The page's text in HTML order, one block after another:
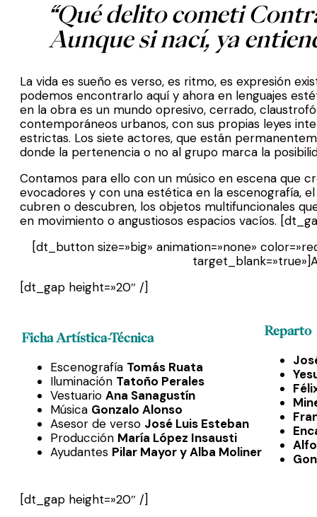
“Qué delito cometi
Aunque si nací, ya
La vida es sueño es verso, es ritmo, es expresión
podemos encontrarlo aquí y ahora en lenguajes
en la obra es un mundo opresivo, cerrado,
contemporáneos urbanos, con sus propias leyes
estrictas. Los siete actores, que están
donde la pertenencia o no al grupo marca la
Contamos para ello con un músico en escena que
evocadores y con una estética en la escenografía,
cubren o descubren, los objetos multifuncionales
en movimiento o angustiosos espacios vacíos.
[dt_button size=»big» animation=»none»
[dt_gap height=»20″ /]
Ficha Artística-Técnica
Escenografía Tomás Ruata
Iluminación Tatoño Perales
Vestuario Ana Sanagustín
Música Gonzalo Alonso
Asesor de verso José Luis Esteban
Producción María López Insausti
Ayudantes Pilar Mayor y Alba Moliner
Reparto
[dt_gap height=»20″ /]